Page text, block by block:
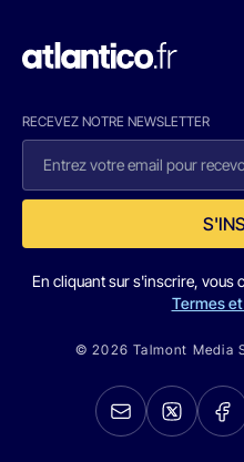
RECEVEZ NOTRE NEWSLETTER
En cliquant sur s'inscrire, vous
Termes
© 2026 Talmont Media